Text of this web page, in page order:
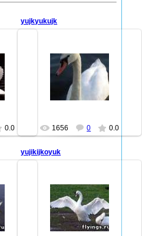
0.0
yujkyukujk
26.10.2010
farid47
1656 0 0.0
yujikijkoyuk
26.10.2010
farid47